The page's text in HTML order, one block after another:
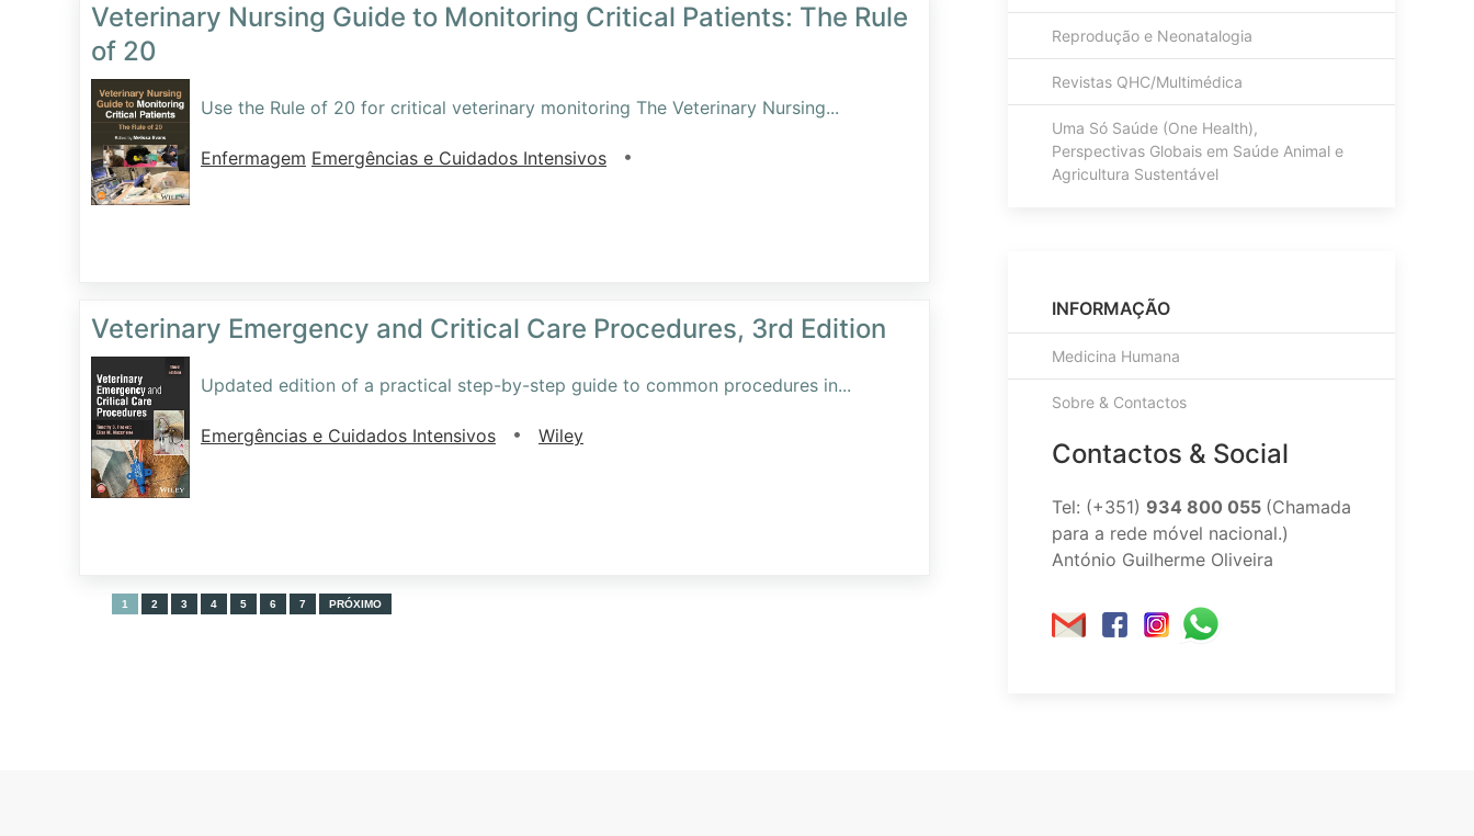
Veterinary Nursing Guide to Monitoring Critical Patients: The Rule
of 20
Use the Rule of 20 for critical veterinary monitoring The Veterinary Nursing...
Enfermagem Emergências e Cuidados Intensivos •
Veterinary Emergency and Critical Care Procedures, 3rd Edition
Updated edition of a practical step-by-step guide to common procedures in...
Emergências e Cuidados Intensivos • Wiley
1 2 3 4 5 6 7 PRÓXIMO
Reprodução e Neonatalogia
Revistas QHC/Multimédica
Uma Só Saúde (One Health),
Perspectivas Globais em Saúde Animal e
Agricultura Sustentável
INFORMAÇÃO
Medicina Humana
Sobre & Contactos
Contactos & Social
Tel: (+351) 934 800 055 (Chamada
para a rede móvel nacional.)
António Guilherme Oliveira